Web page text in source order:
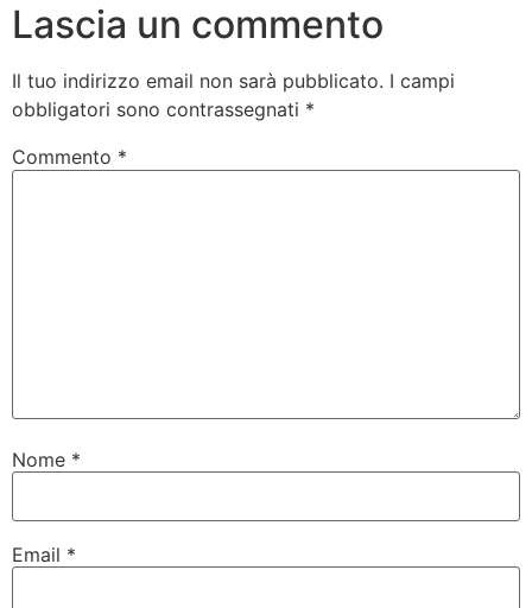
Lascia un commento
Il tuo indirizzo email non sarà pubblicato. I campi
obbligatori sono contrassegnati *
Commento *
Nome *
Email *